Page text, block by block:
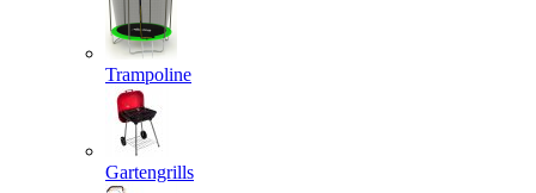
Trampoline
Gartengrills